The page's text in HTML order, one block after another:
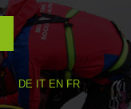
DE IT EN FR